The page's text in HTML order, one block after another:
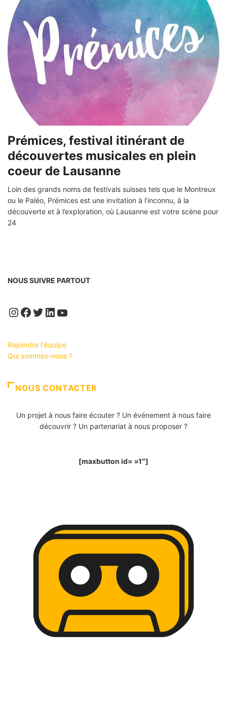
Prémices, festival itinérant de
découvertes musicales en plein
coeur de Lausanne
Loin des grands noms de festivals suisses tels que le Montreux
ou le Paléo, Prémices est une invitation à l’inconnu, à la
découverte et à l’exploration, où Lausanne est votre scène pour
24
NOUS SUIVRE PARTOUT
Instagram
Facebook
Twitter
LinkedIn
YouTube
Rejoindre l'équipe
Qui sommes-nous ?
NOUS CONTACTER
Un projet à nous faire écouter ? Un événement à nous faire
découvrir ? Un partenariat à nous proposer ?
[maxbutton id= »1″]